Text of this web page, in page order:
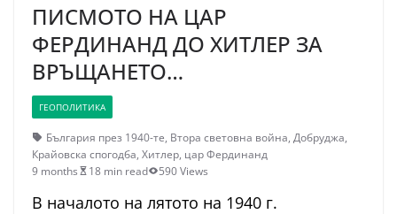
ПИСМОТО НА ЦАР
ФЕРДИНАНД ДО ХИТЛЕР ЗА
ВРЪЩАНЕТО…
ГЕОПОЛИТИКА
България през 1940-те, Втора световна война, Добруджа,
Крайовска спогодба, Хитлер, цар Фердинанд
9 months
18 min read 590 Views
В началото на лятото на 1940 г.